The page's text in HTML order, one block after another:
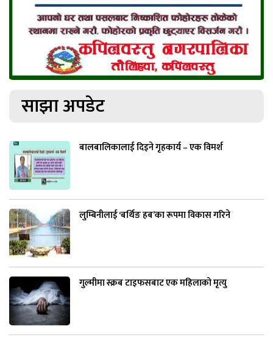
साझा अपडेट
बालबालिकालाई दिइने गृहकार्य – एक विमर्श
लुम्बिनीलाई ‘बर्थिङ हब’का रूपमा विकास गरिने
गुल्मीमा स्क्रब टाइफसबाट एक महिलाको मृत्यु